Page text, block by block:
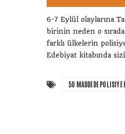
6-7 Eylül olaylarına
birinin neden o
farklı ülkelerin
Edebiyat kitabında
50 MADDEDE POLISIYE